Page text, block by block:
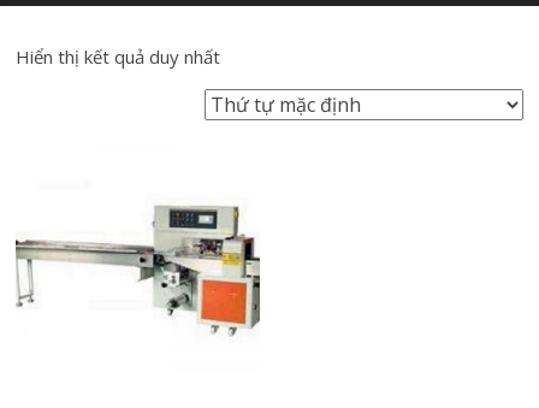
Hiển thị kết quả duy nhất